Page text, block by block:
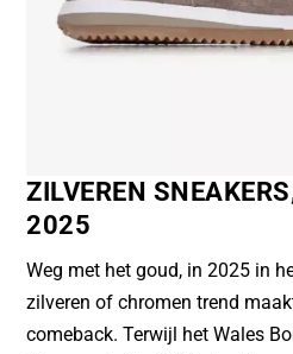
ZILVEREN
2025
Weg met het goud, in 2025 in
zilveren of chromen trend
comeback. Terwijl het Wales